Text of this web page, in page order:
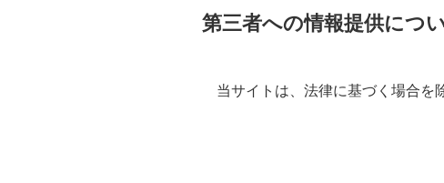
第三者への情報提供につ
当サイトは、法律に基づく場合を